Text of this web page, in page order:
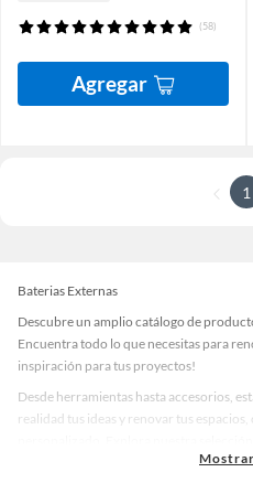
(58)
Agregar
1
Baterias Externas
Descubre un amplio catálogo de
Encuentra todo lo que necesitas para
inspiración para tus proyectos!
Desde herramientas hasta accesorios,
realidad tus ideas y renovar tus
accesorios de calidad que te ayudarán a